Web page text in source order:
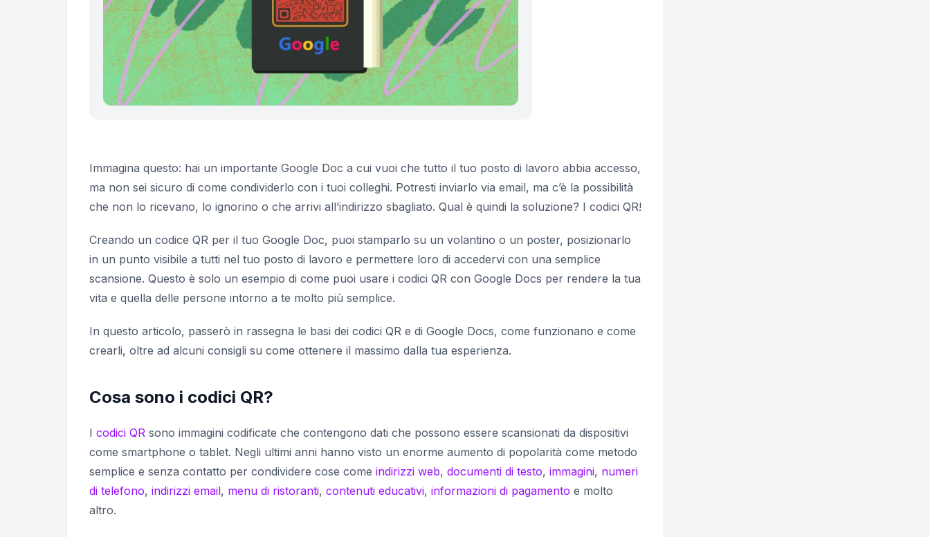
Immagina questo: hai un importante Google Doc a cui vuoi che tutto il tuo posto di lavoro abbia accesso,
ma non sei sicuro di come condividerlo con i tuoi colleghi. Potresti inviarlo via email, ma c’è la possibilità
che non lo ricevano, lo ignorino o che arrivi all’indirizzo sbagliato. Qual è quindi la soluzione? I codici QR!
Creando un codice QR per il tuo Google Doc, puoi stamparlo su un volantino o un poster, posizionarlo
in un punto visibile a tutti nel tuo posto di lavoro e permettere loro di accedervi con una semplice
scansione. Questo è solo un esempio di come puoi usare i codici QR con Google Docs per rendere la tua
vita e quella delle persone intorno a te molto più semplice.
In questo articolo, passerò in rassegna le basi dei codici QR e di Google Docs, come funzionano e come
crearli, oltre ad alcuni consigli su come ottenere il massimo dalla tua esperienza.
Cosa sono i codici QR?
I codici QR sono immagini codificate che contengono dati che possono essere scansionati da dispositivi
come smartphone o tablet. Negli ultimi anni hanno visto un enorme aumento di popolarità come metodo
semplice e senza contatto per condividere cose come indirizzi web, documenti di testo, immagini, numeri
di telefono, indirizzi email, menu di ristoranti, contenuti educativi, informazioni di pagamento e molto
altro.